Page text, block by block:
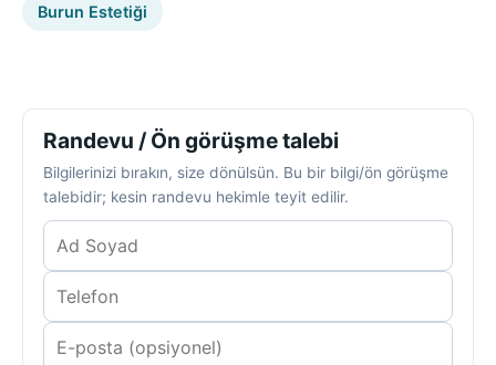
Burun Estetiği
Randevu / Ön görüşme talebi
Bilgilerinizi bırakın, size dönülsün. Bu bir bilgi/ön görüşme
talebidir; kesin randevu hekimle teyit edilir.